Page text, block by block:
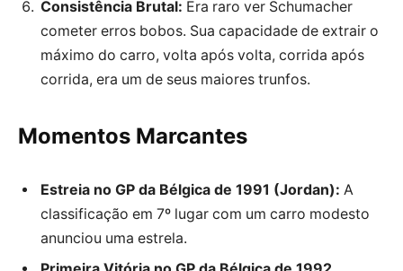
Consistência Brutal: Era raro ver Schumacher
cometer erros bobos. Sua capacidade de extrair o
máximo do carro, volta após volta, corrida após
corrida, era um de seus maiores trunfos.
Momentos Marcantes
Estreia no GP da Bélgica de 1991 (Jordan): A
classificação em 7º lugar com um carro modesto
anunciou uma estrela.